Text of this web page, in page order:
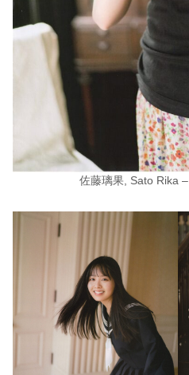
佐藤璃果, Sato Rika –